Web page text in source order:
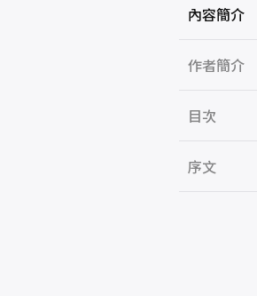
內容簡介
作者簡介
目次
序文